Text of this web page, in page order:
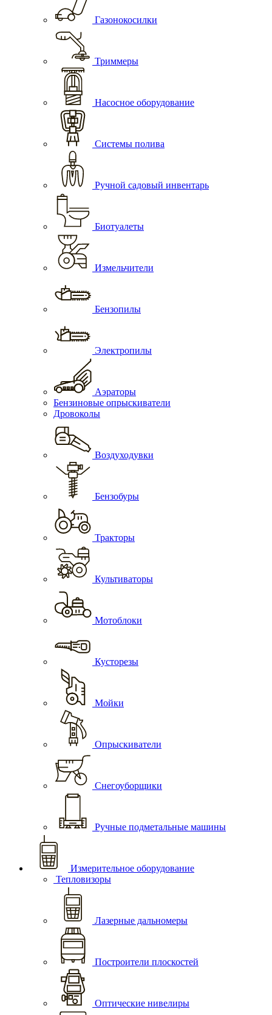
Газонокосилки
Триммеры
Насосное оборудование
Системы полива
Ручной садовый инвентарь
Биотуалеты
Измельчители
Бензопилы
Электропилы
Аэраторы
Бензиновые опрыскиватели
Дровоколы
Воздуходувки
Бензобуры
Тракторы
Культиваторы
Мотоблоки
Кусторезы
Мойки
Опрыскиватели
Снегоуборщики
Ручные подметальные машины
Измерительное оборудование
Тепловизоры
Лазерные дальномеры
Построители плоскостей
Оптические нивелиры